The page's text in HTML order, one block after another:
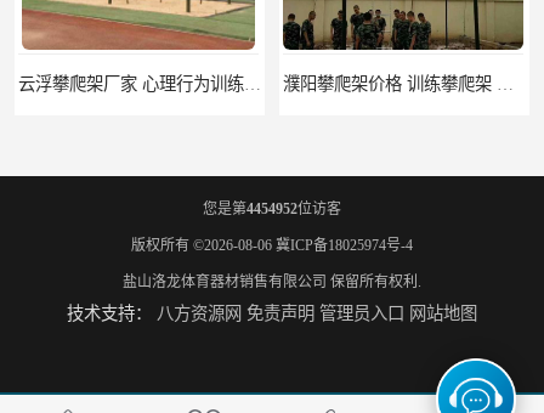
濮阳攀爬架价格 训练攀爬架 批发价格
荆州攀爬架生产厂家 三合一攀登架 定做加工 大兴安岭攀爬架价格 爬绳爬杆架 欢迎咨询
您是第4454952位访客
版权所有 ©2026-08-06 冀ICP备18025974号-4
盐山洛龙体育器材销售有限公司 保留所有权利.
技术支持： 八方资源网 免责声明 管理员入口 网站地图